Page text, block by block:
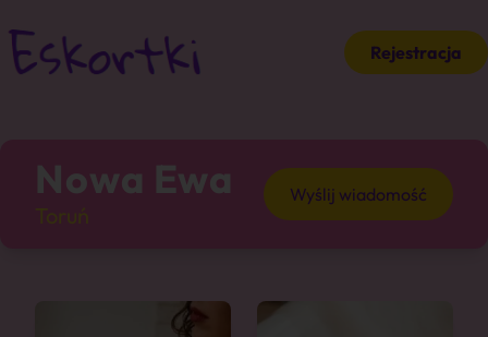
Rejestracja
Nowa Ewa Wyślij wiadomość